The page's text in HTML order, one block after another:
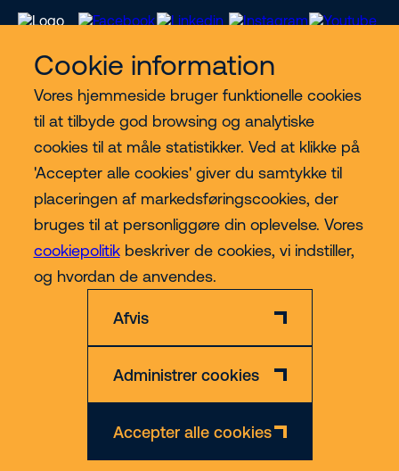
Cookie information
Vores hjemmeside bruger funktionelle cookies
til at tilbyde god browsing og analytiske
cookies til at måle statistikker. Ved at klikke på
'Accepter alle cookies' giver du samtykke til
placeringen af markedsføringscookies, der
bruges til at personliggøre din oplevelse. Vores
cookiepolitikbeskriver de cookies, vi indstiller,
og hvordan de anvendes.
Afvis
Administrer cookies
Accepter alle cookies
Vores services
Lift kategorier
Contact
Mere
© 2026 Riwal - All rights reserved